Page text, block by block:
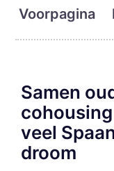
Voorpagina
Samen
veel
droom